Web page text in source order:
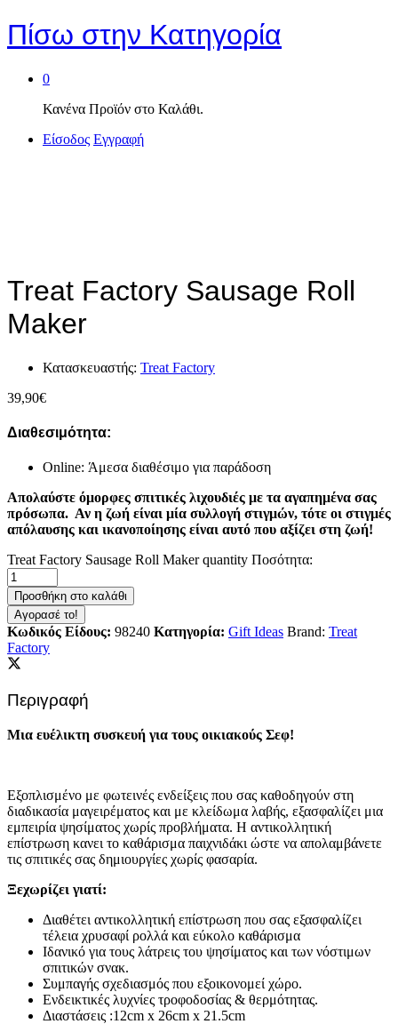
Πίσω στην Κατηγορία
0
Κανένα Προϊόν στο Καλάθι.
Είσοδος Εγγραφή
Treat Factory Sausage Roll
Maker
Κατασκευαστής: Treat Factory
39,90€
Διαθεσιμότητα:
Online: Άμεσα διαθέσιμο για παράδοση
Απολαύστε όμορφες σπιτικές λιχουδιές με τα αγαπημένα σας
πρόσωπα. Αν η ζωή είναι μία συλλογή στιγμών, τότε οι στιγμές
απόλαυσης και ικανοποίησης είναι αυτό που αξίζει στη ζωή!
Treat Factory Sausage Roll Maker quantity Ποσότητα:
Προσθήκη στο καλάθι
Αγορασέ το!
Κωδικός Είδους: 98240 Κατηγορία: Gift Ideas Brand: Treat
Factory
Περιγραφή
Μια ευέλικτη συσκευή για τους οικιακούς Σεφ!
Εξοπλισμένο με φωτεινές ενδείξεις που σας καθοδηγούν στη
διαδικασία μαγειρέματος και με κλείδωμα λαβής, εξασφαλίζει μια
εμπειρία ψησίματος χωρίς προβλήματα. Η αντικολλητική
επίστρωση κανει το καθάρισμα παιχνιδάκι ώστε να απολαμβάνετε
τις σπιτικές σας δημιουργίες χωρίς φασαρία.
Ξεχωρίζει γιατί:
Διαθέτει αντικολλητική επίστρωση που σας εξασφαλίζει
τέλεια χρυσαφί ρολλά και εύκολο καθάρισμα
Ιδανικό για τους λάτρεις του ψησίματος και των νόστιμων
σπιτικών σνακ.
Συμπαγής σχεδιασμός που εξοικονομεί χώρο.
Ενδεικτικές λυχνίες τροφοδοσίας & θερμότητας.
Διαστάσεις :12cm x 26cm x 21.5cm